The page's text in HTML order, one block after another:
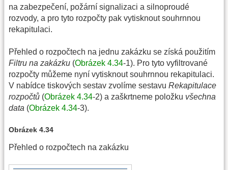
na zabezpečení, požární signalizaci a silnoproudé
rozvody, a pro tyto rozpočty pak vytisknout souhrnnou
rekapitulaci.
Přehled o rozpočtech na jednu zakázku se získá použitím
Filtru na zakázku (Obrázek 4.34-1). Pro tyto vyfiltrované
rozpočty můžeme nyní vytisknout souhrnnou rekapitulaci.
V nabídce tiskových sestav zvolíme sestavu Rekapitulace
rozpočtů (Obrázek 4.34-2) a zaškrtneme položku všechna
data (Obrázek 4.34-3).
Obrázek 4.34
Přehled o rozpočtech na zakázku